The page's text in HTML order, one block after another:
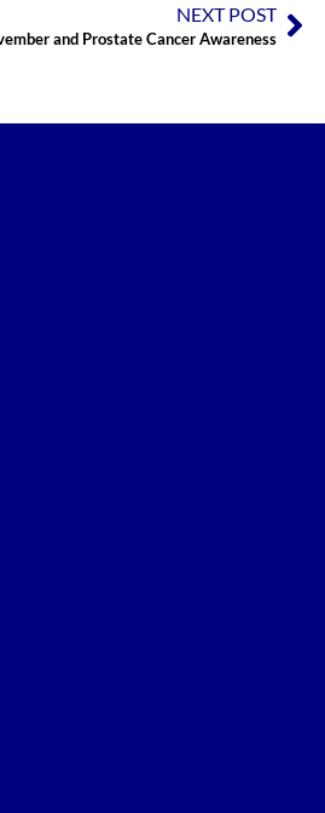
NEXT POST
and Prostate Cancer Awareness